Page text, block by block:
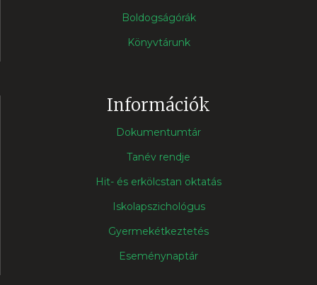
Boldogságórák
Könyvtárunk
Információk
Dokumentumtár
Tanév rendje
Hit- és erkölcstan oktatás
Iskolapszichológus
Gyermekétkeztetés
Eseménynaptár